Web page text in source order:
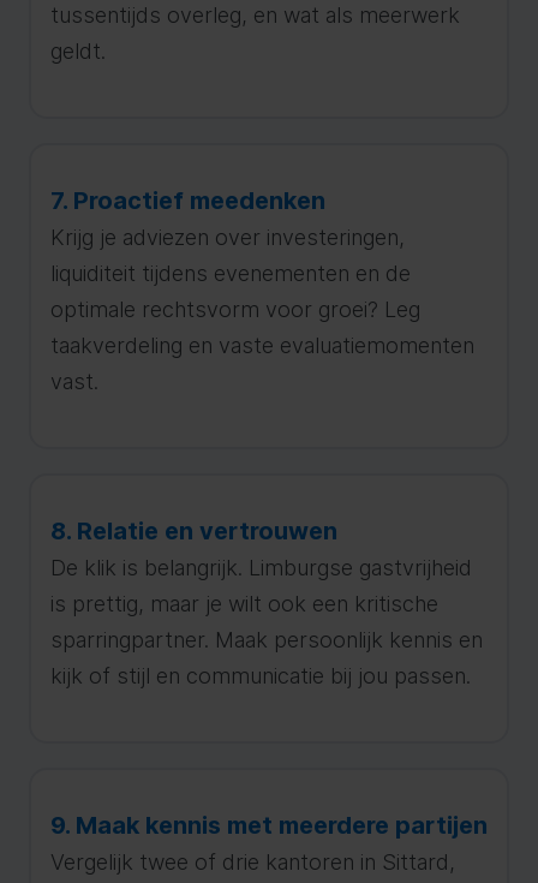
tussentijds overleg, en wat als meerwerk
geldt.
7. Proactief meedenken
Krijg je adviezen over investeringen,
liquiditeit tijdens evenementen en de
optimale rechtsvorm voor groei? Leg
taakverdeling en vaste evaluatiemomenten
vast.
8. Relatie en vertrouwen
De klik is belangrijk. Limburgse gastvrijheid
is prettig, maar je wilt ook een kritische
sparringpartner. Maak persoonlijk kennis en
kijk of stijl en communicatie bij jou passen.
9. Maak kennis met meerdere partijen
Vergelijk twee of drie kantoren in Sittard,